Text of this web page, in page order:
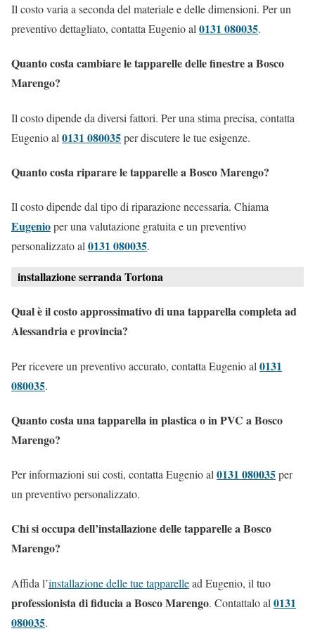
Il costo varia a seconda del materiale e delle dimensioni. Per un
preventivo dettagliato, contatta Eugenio al 0131 080035.
Quanto costa cambiare le tapparelle delle finestre a Bosco
Marengo?
Il costo dipende da diversi fattori. Per una stima precisa, contatta
Eugenio al 0131 080035per discutere le tue esigenze.
Quanto costa riparare le tapparelle a Bosco Marengo?
Il costo dipende dal tipo di riparazione necessaria. Chiama
Eugenioper una valutazione gratuita e un preventivo
personalizzato al 0131 080035.
installazione serranda Tortona
Qual è il costo approssimativo di una tapparella completa ad
Alessandria e provincia?
Per ricevere un preventivo accurato, contatta Eugenio al 0131
080035.
Quanto costa una tapparella in plastica o in PVC a Bosco
Marengo?
Per informazioni sui costi, contatta Eugenio al 0131 080035per
un preventivo personalizzato.
Chi si occupa dell’installazione delle tapparelle a Bosco
Marengo?
Affida l’installazione delle tue tapparellead Eugenio, il tuo
professionista di fiducia a Bosco Marengo. Contattalo al 0131
080035.